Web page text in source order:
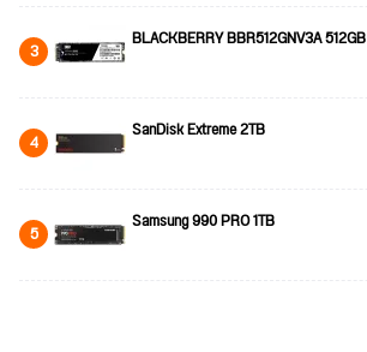
3 BLACKBERRY BBR512GNV3A 512GB
4 SanDisk Extreme 2TB
5 Samsung 990 PRO 1TB